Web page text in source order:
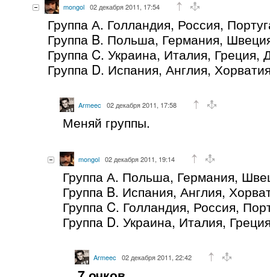
mongol 02 декабря 2011, 17:54
Группа А. Голландия, Россия,
Группа B. Польша, Германия,
Группа C. Украина, Италия, Греция,
Группа D. Испания, Англия,
Armeec 02 декабря 2011, 17:58
Меняй группы.
mongol 02 декабря 2011, 19:14
Группа А. Польша, Германия,
Группа B. Испания, Англия,
Группа C. Голландия, Россия,
Группа D. Украина, Италия,
Armeec 02 декабря 2011, 22:42